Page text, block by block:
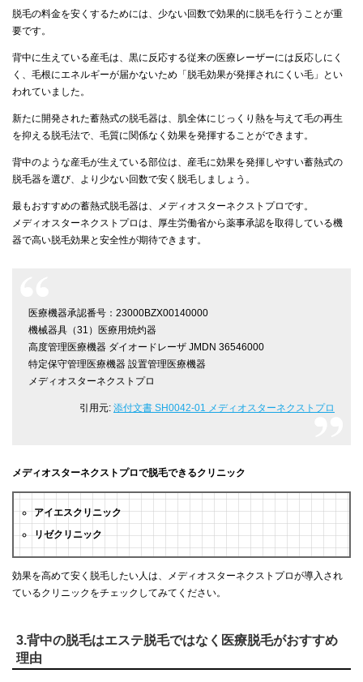
脱毛の料金を安くするためには、少ない回数で効果的に脱毛を行うことが重
要です。
背中に生えている産毛は、黒に反応する従来の医療レーザーには反応しにく
く、毛根にエネルギーが届かないため「脱毛効果が発揮されにくい毛」とい
われていました。
新たに開発された蓄熱式の脱毛器は、肌全体にじっくり熱を与えて毛の再生
を抑える脱毛法で、毛質に関係なく効果を発揮することができます。
背中のような産毛が生えている部位は、産毛に効果を発揮しやすい蓄熱式の
脱毛器を選び、より少ない回数で安く脱毛しましょう。
最もおすすめの蓄熱式脱毛器は、メディオスターネクストプロです。
メディオスターネクストプロは、厚生労働省から薬事承認を取得している機
器で高い脱毛効果と安全性が期待できます。
医療機器承認番号：23000BZX00140000
機械器具（31）医療用焼灼器
高度管理医療機器 ダイオードレーザ JMDN 36546000
特定保守管理医療機器 設置管理医療機器
メディオスターネクストプロ
引用元: 添付文書 SH0042-01 メディオスターネクストプロ
メディオスターネクストプロで脱毛できるクリニック
アイエスクリニック
リゼクリニック
効果を高めて安く脱毛したい人は、メディオスターネクストプロが導入され
ているクリニックをチェックしてみてください。
3.背中の脱毛はエステ脱毛ではなく医療脱毛がおすすめ
理由